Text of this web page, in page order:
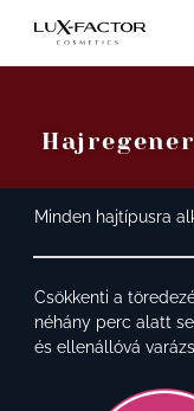
Minden hajtípusra
Csökkenti a
néhány perc alatt
és ellenállóvá